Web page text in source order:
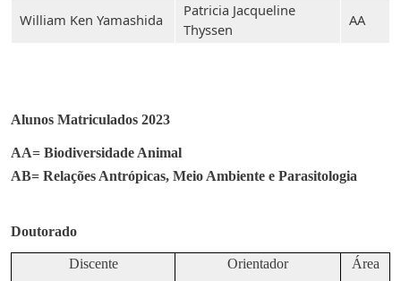
William Ken Yamashida
Patricia Jacqueline
Thyssen
AA
Alunos Matriculados 2023
AA= Biodiversidade Animal
AB= Relações Antrópicas, Meio Ambiente e Parasitologia
Doutorado
Discente Orientador Área